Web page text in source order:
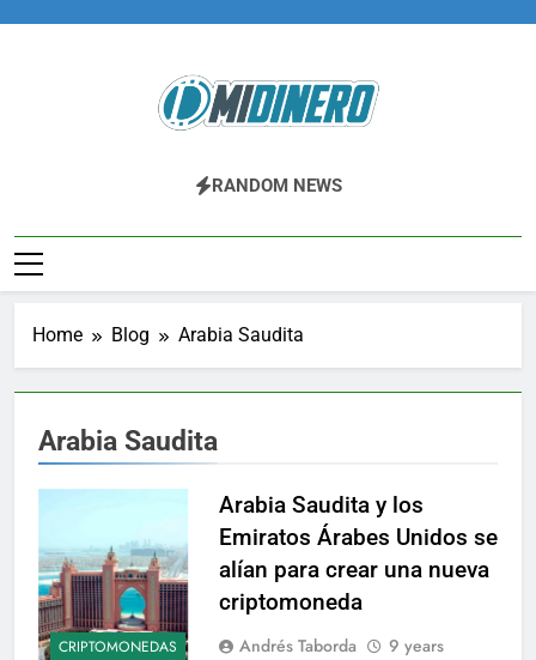
Midinero.co
Fintech, Criptomonedas
RANDOM NEWS
Home Blog Arabia Saudita
Arabia Saudita
CRIPTOMONEDAS
Arabia Saudita y los
Emiratos Árabes Unidos se
alían para crear una nueva
criptomoneda
Andrés Taborda
9 years